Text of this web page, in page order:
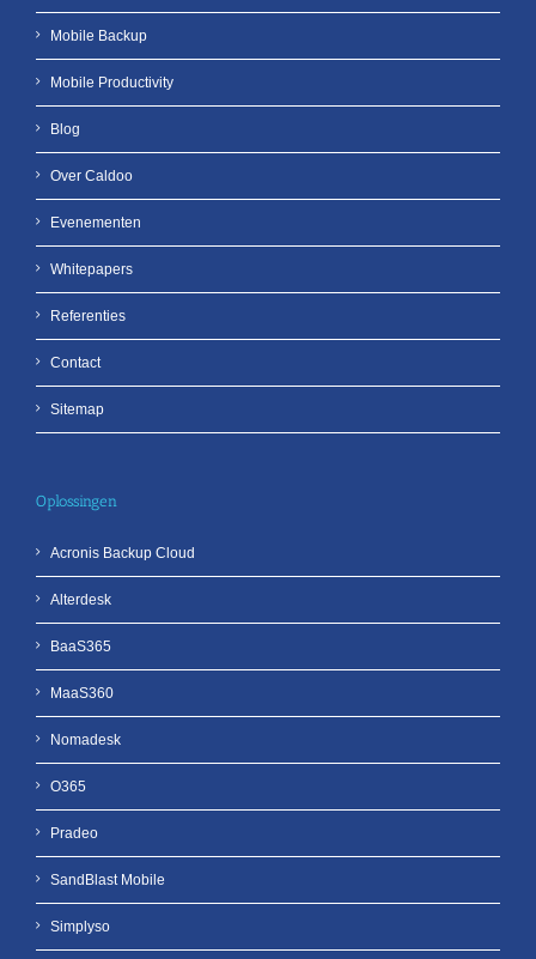
Mobile Backup
Mobile Productivity
Blog
Over Caldoo
Evenementen
Whitepapers
Referenties
Contact
Sitemap
Oplossingen
Acronis Backup Cloud
Alterdesk
BaaS365
MaaS360
Nomadesk
O365
Pradeo
SandBlast Mobile
Simplyso